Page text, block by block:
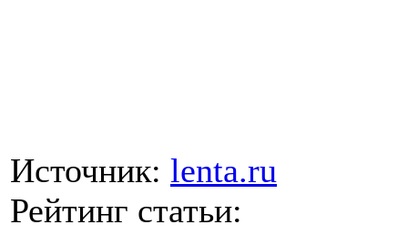
Источник: lenta.ru
Рейтинг статьи: